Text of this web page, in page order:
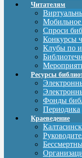
Читателям
Спроси
Конкурсы
Клубы по
Ресурсы
Фонды
Периодика
Краеведение